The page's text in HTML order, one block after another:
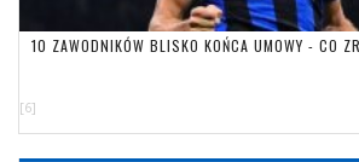
10 ZAWODNIKÓW BLISKO KOŃCA UMOWY - CO
[6]